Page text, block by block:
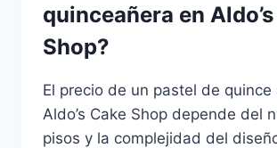
quinceañera en
Shop?
El precio de un pastel de quince
Aldo’s Cake Shop depende del
pisos y la complejidad del